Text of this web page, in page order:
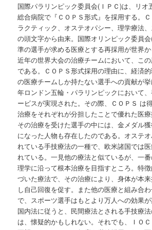
国際パラリンピック委員会(ＩＰＣ)は、リオ
総合病院で『ＣＯＰＳ形式』を採用する。
ラクティック、オステオパシー、理学療法
の頭文字から由来。国際オリンピック委員
準の選手が求める医療とする再採用が世界か
近年の世界大会の治療チームにおいて、こ
である。ＣＯＰＳ形式採用の理由に、経済
の医療チームしか持たない選手への貢献が
年ロンドン五輪・パラリンピックにおいて
ービスが実現された。その際、ＣＯＰＳ は
治療をそれぞれが分担したことで優れた医療
その治療を受けた選手の中には、金メダル
になった人物も存在したのである。オステ
れている手技療法の一種で、欧米諸国では
れている。一見他の療法と似ているが、一
理学に沿って根本治療を目指すところ。特
づいた療法で、その治療により、身体が本
し自己回復を促す。また他の医療と組み合
で、スポーツ選手はもとより万人への効果
国内法に従うと、民間療法とされる手技療
は、懐疑的かもしれない。それでも、ＩＯ